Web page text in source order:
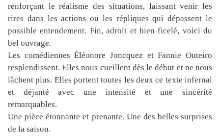
renforçant le réalisme des situations, laissant venir les
rires dans les actions ou les répliques qui dépassent le
possible entendement. Fin, adroit et bien ficelé, voici du
bel ouvrage
Les comédiennes Éléonore Joncquez et Fannie Outeiro
resplendissent. Elles nous cueillent dès le début et ne nous
lâchent plus. Elles portent toutes les deux ce texte infernal
et déjanté avec une intensité et une sincérité
remarquables.
Une pièce étonnante et prenante. Une des belles surprises
de la saison.